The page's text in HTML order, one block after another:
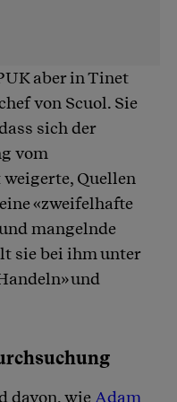
aber in Tinet
von Scuol. Sie
sich der
vom
Quellen
«zweifelhafte
mangelnde
sie bei ihm unter
und
davon, wie Adam